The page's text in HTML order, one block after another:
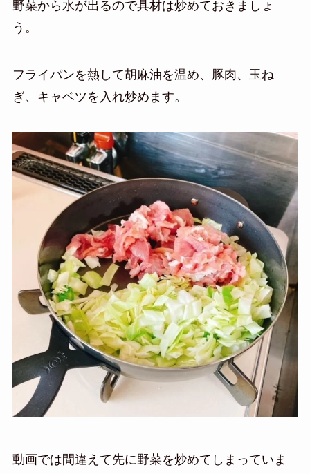
野菜から水が出るので具材は炒めておきましょ
う。
フライパンを熱して胡麻油を温め、豚肉、玉ね
ぎ、キャベツを入れ炒めます。
動画では間違えて先に野菜を炒めてしまっていま